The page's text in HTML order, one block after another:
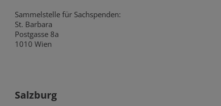
Sammelstelle für Sachspenden:
St. Barbara
Postgasse 8a
1010 Wien
Salzburg